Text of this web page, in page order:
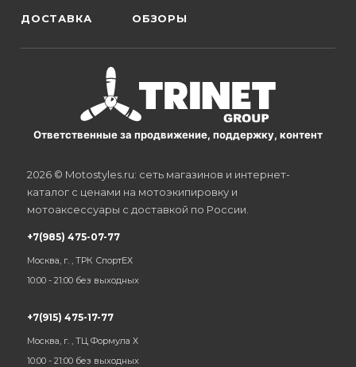
ДОСТАВКА ОБЗОРЫ
Ответственные за продвижение, поддержку, контент
2026 © Motostyles.ru: сеть магазинов и интернет-
каталог с ценами на мотоэкипировку и
мотоаксессуары с доставкой по России.
+7(985) 475-07-77
Москва, г. , ТРК СпортЕХ
10:00 - 21:00 без выходных
+7(915) 475-17-77
Москва, г. , ТЦ Формула Х
10:00 - 21:00 без выходных